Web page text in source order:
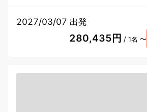
2027/03/07 出発
280,435円 / 1名 〜